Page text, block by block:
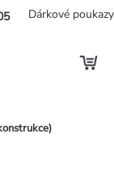
Dárkové poukazy